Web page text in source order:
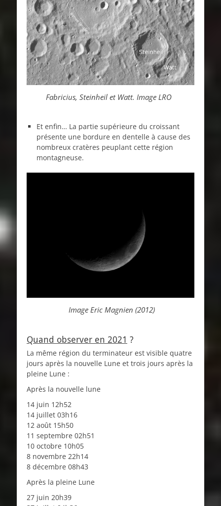
Fabricius, Steinheil et Watt. Image LRO
Et enfin… La partie supérieure du croissant
présente une bordure en dentelle à cause des
nombreux cratères peuplant cette région
montagneuse.
Image Eric Magnien (2012)
Quand observer en 2021 ?
La même région du terminateur est visible quatre
jours après la nouvelle Lune et trois jours après la
pleine Lune :
Après la nouvelle lune
14 juin 12h52
14 juillet 03h16
12 août 15h50
11 septembre 02h51
10 octobre 10h05
8 novembre 22h14
8 décembre 08h43
Après la pleine Lune
27 juin 20h39